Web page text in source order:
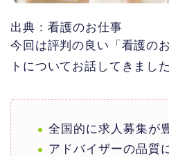
出典：看護のお仕事
今回は評判の良い「看護の
トについてお話してきました
全国的に求人募集が
アドバイザーの品質